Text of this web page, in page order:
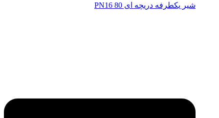
شیر یکطرفه دریچه ای 80 PN16